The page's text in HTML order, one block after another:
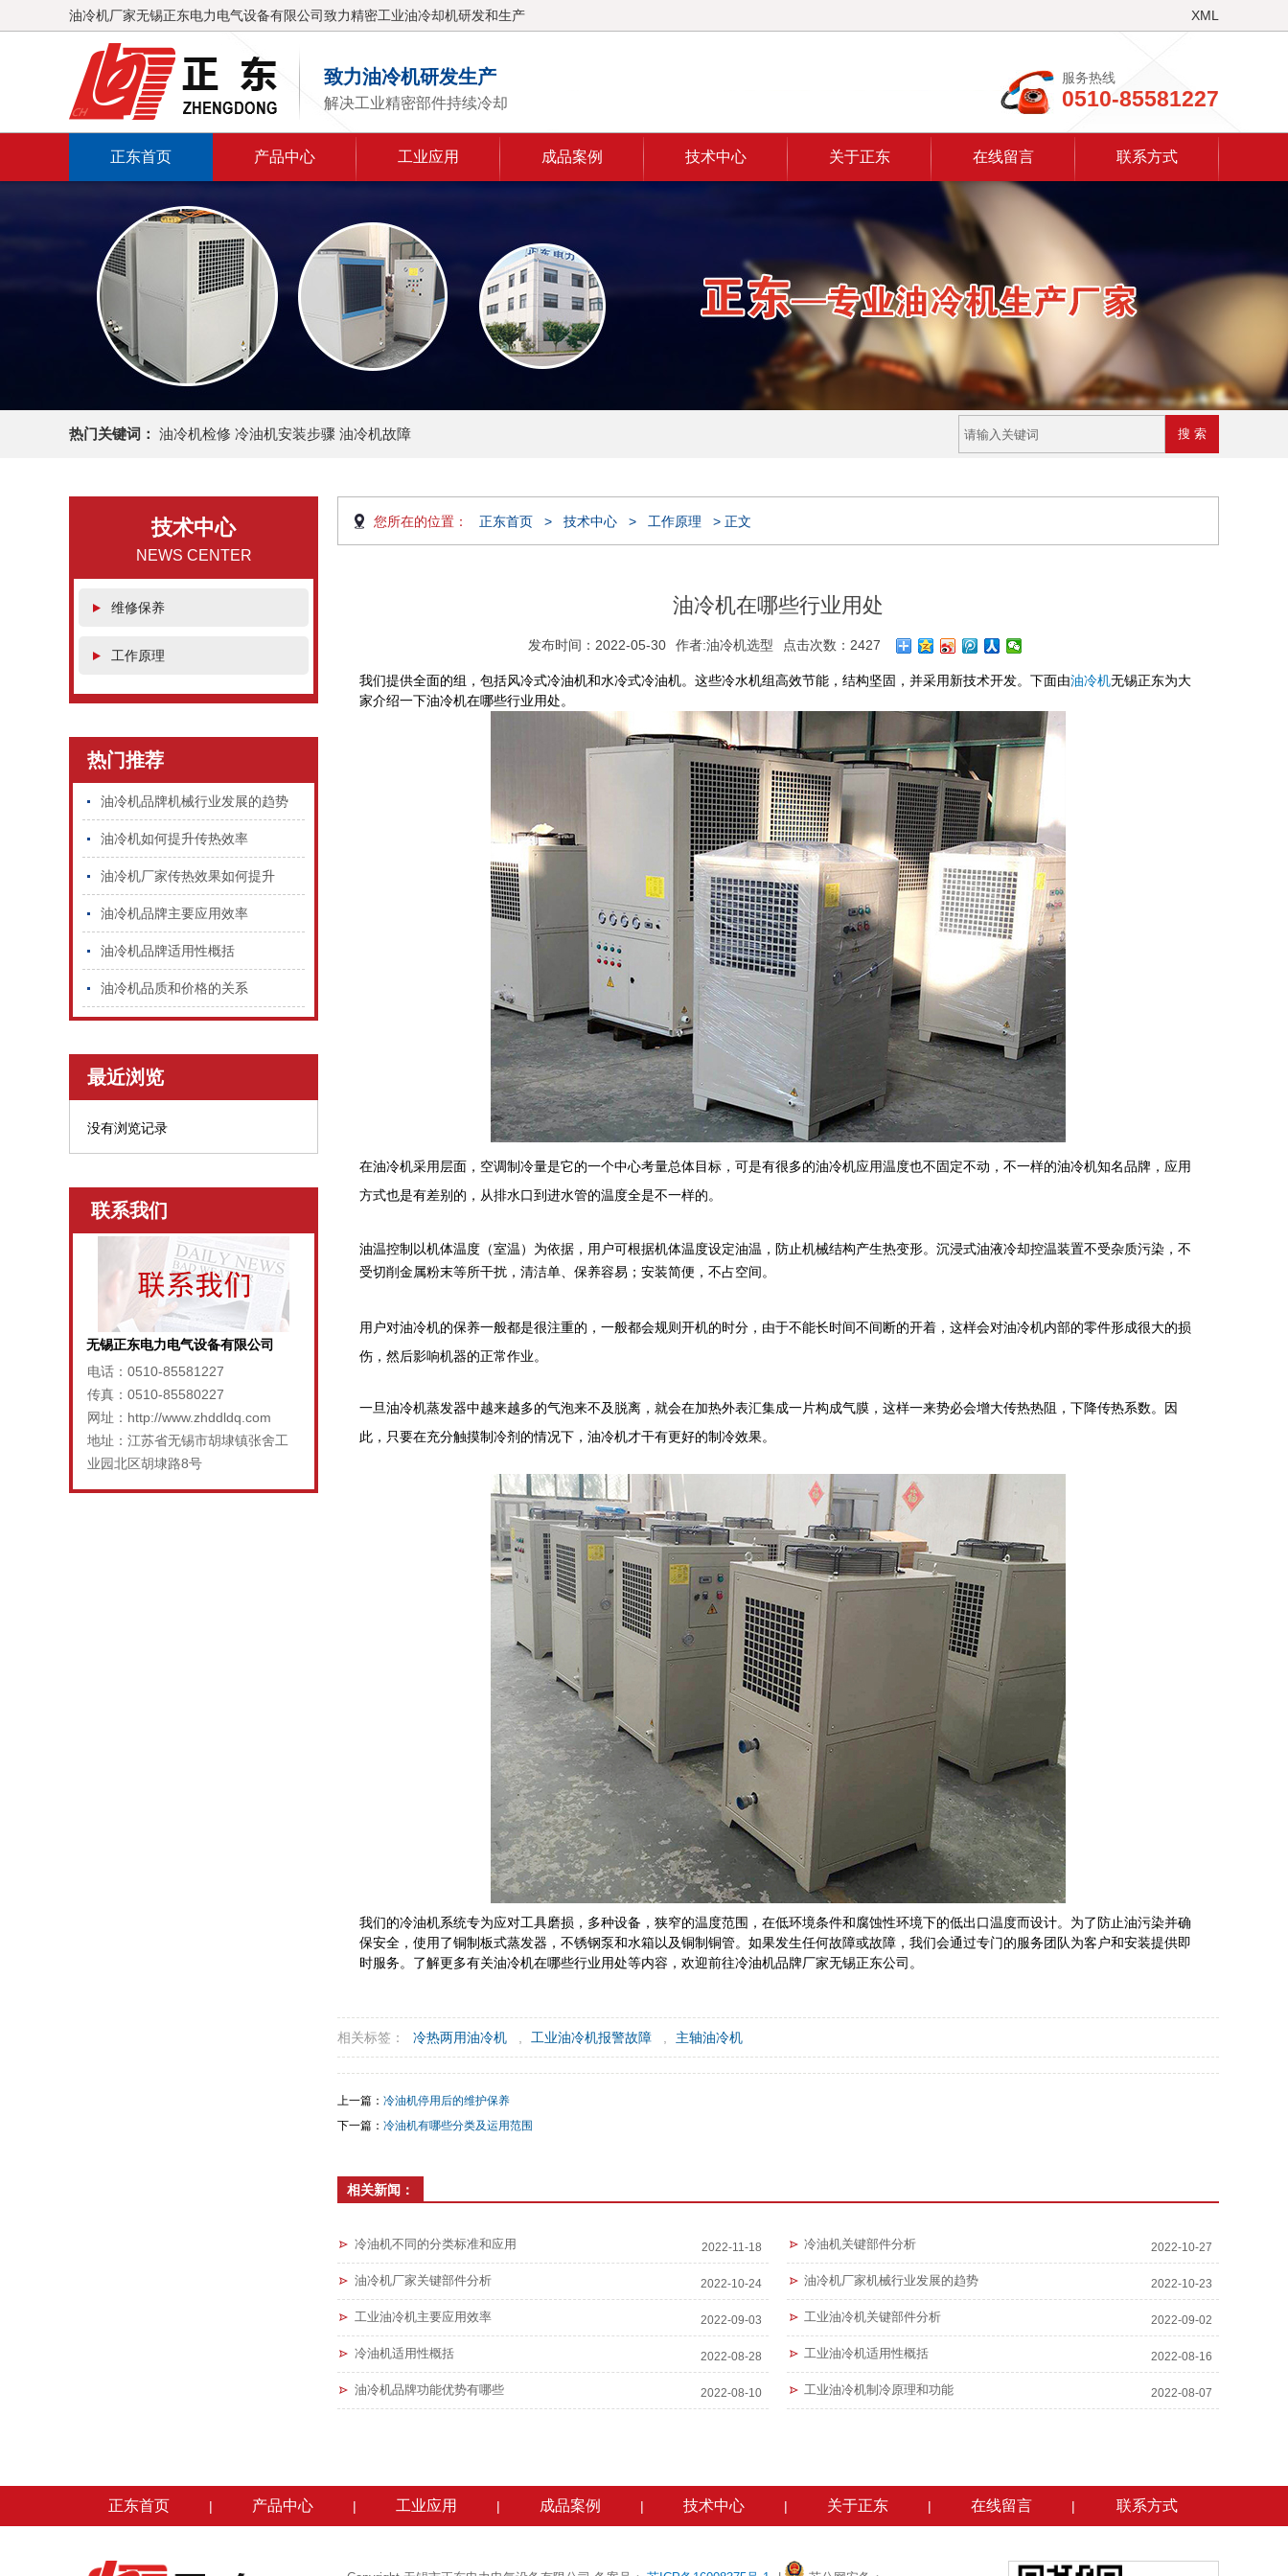
XML
油冷机厂家无锡正东电力电气设备有限公司致力精密工业油冷却机研发和生产
致力油冷机研发生产
解决工业精密部件持续冷却
服务热线
0510-85581227
正东首页 产品中心 工业应用 成品案例 技术中心 关于正东 在线留言 联系方式
热门关键词： 油冷机检修 冷油机安装步骤 油冷机故障
技术中心
NEWS CENTER
维修保养
工作原理
热门推荐
油冷机品牌机械行业发展的趋势
油冷机如何提升传热效率
油冷机厂家传热效果如何提升
油冷机品牌主要应用效率
油冷机品牌适用性概括
油冷机品质和价格的关系
最近浏览
没有浏览记录
联系我们
无锡正东电力电气设备有限公司
电话：0510-85581227
传真：0510-85580227
网址：http://www.zhddldq.com
地址：江苏省无锡市胡埭镇张舍工
业园北区胡埭路8号
您所在的位置： 正东首页 > 技术中心 > 工作原理 > 正文
油冷机在哪些行业用处
发布时间：2022-05-30 作者:油冷机选型 点击次数：2427
我们提供全面的组，包括风冷式冷油机和水冷式冷油机。这些冷水机组高效节能，结构坚固，并采用新技术开发。下面由油冷机无锡正东为大
家介绍一下油冷机在哪些行业用处。
在油冷机采用层面，空调制冷量是它的一个中心考量总体目标，可是有很多的油冷机应用温度也不固定不动，不一样的油冷机知名品牌，应用
方式也是有差别的，从排水口到进水管的温度全是不一样的。
油温控制以机体温度（室温）为依据，用户可根据机体温度设定油温，防止机械结构产生热变形。沉浸式油液冷却控温装置不受杂质污染，不
受切削金属粉末等所干扰，清洁单、保养容易；安装简便，不占空间。
用户对油冷机的保养一般都是很注重的，一般都会规则开机的时分，由于不能长时间不间断的开着，这样会对油冷机内部的零件形成很大的损
伤，然后影响机器的正常作业。
一旦油冷机蒸发器中越来越多的气泡来不及脱离，就会在加热外表汇集成一片构成气膜，这样一来势必会增大传热热阻，下降传热系数。因
此，只要在充分触摸制冷剂的情况下，油冷机才干有更好的制冷效果。
我们的冷油机系统专为应对工具磨损，多种设备，狭窄的温度范围，在低环境条件和腐蚀性环境下的低出口温度而设计。为了防止油污染并确
保安全，使用了铜制板式蒸发器，不锈钢泵和水箱以及铜制铜管。如果发生任何故障或故障，我们会通过专门的服务团队为客户和安装提供即
时服务。了解更多有关油冷机在哪些行业用处等内容，欢迎前往冷油机品牌厂家无锡正东公司。
相关标签： 冷热两用油冷机 工业油冷机报警故障 主轴油冷机
上一篇： 冷油机停用后的维护保养
下一篇： 冷油机有哪些分类及运用范围
相关新闻：
冷油机不同的分类标准和应用 2022-11-18 冷油机关键部件分析 2022-10-27
油冷机厂家关键部件分析 2022-10-24 油冷机厂家机械行业发展的趋势 2022-10-23
工业油冷机主要应用效率 2022-09-03 工业油冷机关键部件分析 2022-09-02
冷油机适用性概括 2022-08-28 工业油冷机适用性概括 2022-08-16
油冷机品牌功能优势有哪些 2022-08-10 工业油冷机制冷原理和功能 2022-08-07
正东首页 | 产品中心 | 工业应用 | 成品案例 | 技术中心 | 关于正东 | 在线留言 | 联系方式